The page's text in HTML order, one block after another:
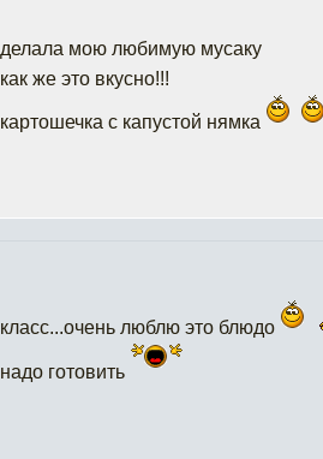
делала мою любимую мусаку
как же это вкусно!!!
картошечка с капустой нямка
класс...очень люблю это блюдо
надо готовить